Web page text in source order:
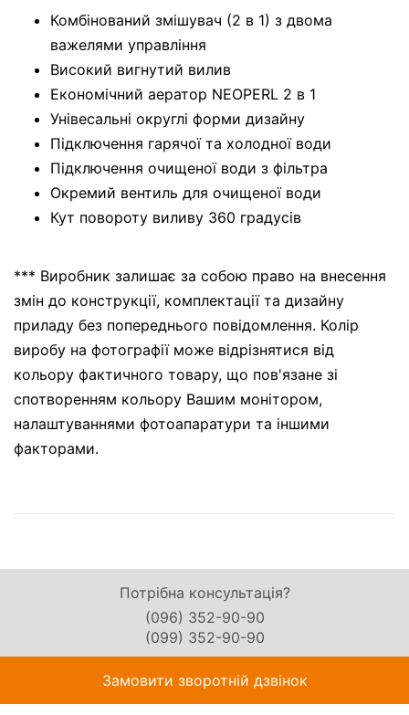
Комбінований змішувач (2 в 1) з двома
важелями управління
Високий вигнутий вилив
Економічний аератор NEOPERL 2 в 1
Унівесальні округлі форми дизайну
Підключення гарячої та холодної води
Підключення очищеної води з фільтра
Окремий вентиль для очищеної води
Кут повороту виливу 360 градусів
*** Виробник залишає за собою право на внесення
змін до конструкції, комплектації та дизайну
приладу без попереднього повідомлення. Колір
виробу на фотографії може відрізнятися від
кольору фактичного товару, що пов'язане зі
спотворенням кольору Вашим монітором,
налаштуваннями фотоапаратури та іншими
факторами.
Потрібна консультація?
(096) 352-90-90
(099) 352-90-90
Замовити зворотній дзвінок